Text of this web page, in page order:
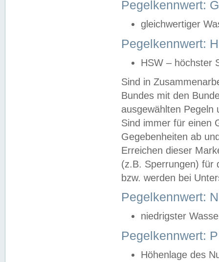
Pegelkennwert:
gleichwertiger
Pegelkennwert:
HSW – höchster
Sind in
Bundes mit den
ausgewählten
Sind immer für einen
Gegebenheiten ab
Erreichen dieser
(z.B. Sperrungen) für
bzw. werden bei
Pegelkennwert:
niedrigster
Pegelkennwert:
Höhenlage des